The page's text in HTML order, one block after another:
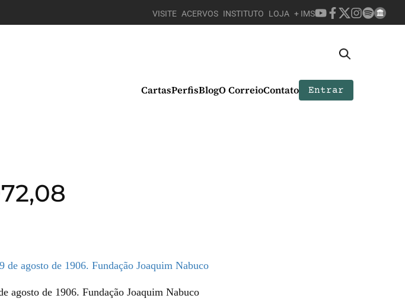
VISITE ACERVOS INSTITUTO LOJA + IMS
CartasPerfisBlogO CorreioContato Entrar
agosto de 1906. Fundação Joaquim Nabuco